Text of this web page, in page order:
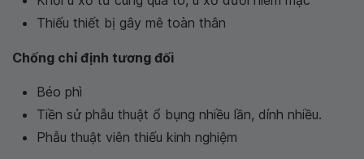
Thiếu thiết bị gây mê toàn thân
Chống chỉ định tương đối
Béo phì
Tiền sử phẫu thuật ổ bụng nhiều lần, dính nhiều.
Phẫu thuật viên thiếu kinh nghiệm